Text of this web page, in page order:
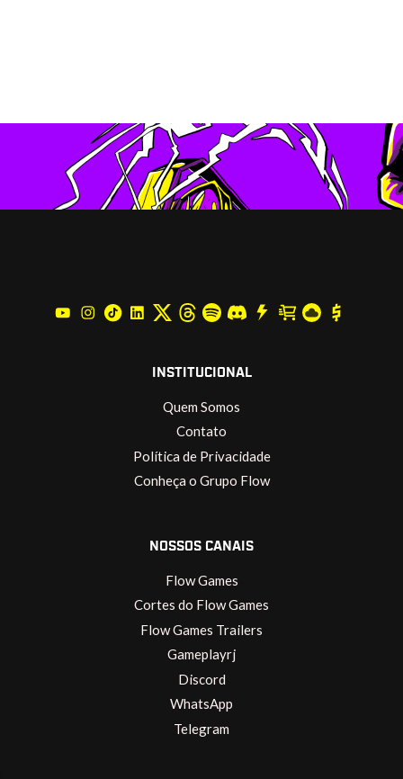
INSTITUCIONAL
Quem Somos
Contato
Política de Privacidade
Conheça o Grupo Flow
NOSSOS CANAIS
Flow Games
Cortes do Flow Games
Flow Games Trailers
Gameplayrj
Discord
WhatsApp
Telegram